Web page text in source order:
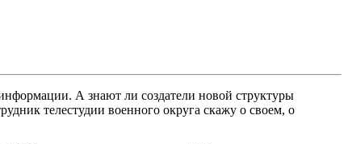
А знают ли создатели новой структуры
телестудии военного округа скажу о своем, о